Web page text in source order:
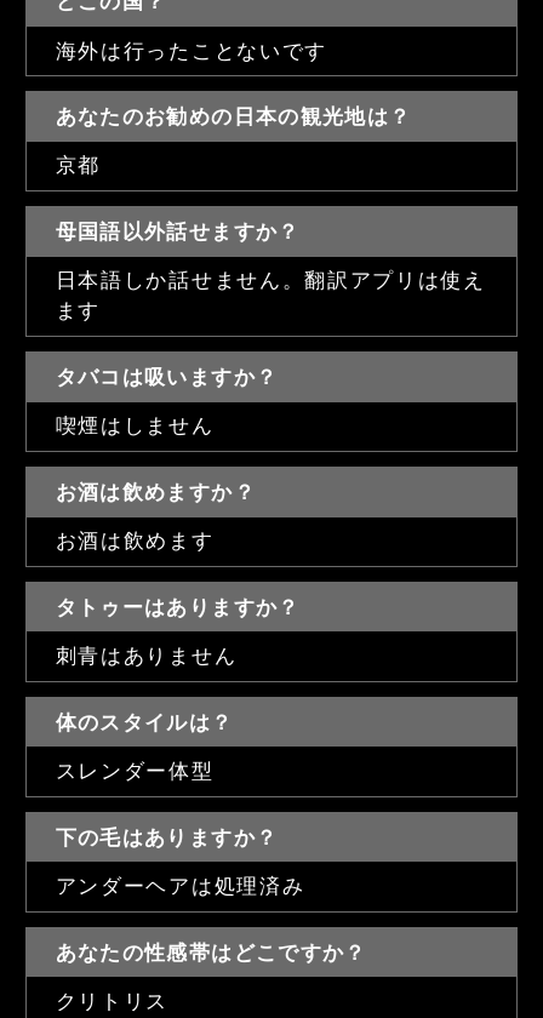
海外は行ったことないです
あなたのお勧めの日本の観光地は？
京都
母国語以外話せますか？
日本語しか話せません。翻訳アプリは使え
ます
タバコは吸いますか？
喫煙はしません
お酒は飲めますか？
お酒は飲めます
タトゥーはありますか？
刺青はありません
体のスタイルは？
スレンダー体型
下の毛はありますか？
アンダーヘアは処理済み
あなたの性感帯はどこですか？
クリトリス